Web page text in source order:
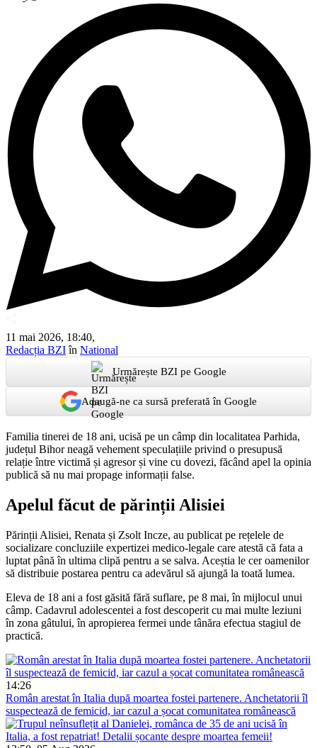
11 mai 2026, 18:40,
Redacția BZIîn National
Urmărește BZI pe Google
Adaugă-ne ca sursă preferată în Google
Familia tinerei de 18 ani, ucisă pe un câmp din localitatea Parhida,
județul Bihor neagă vehement speculațiile privind o presupusă
relație între victimă și agresor și vine cu dovezi, făcând apel la opinia
publică să nu mai propage informații false.
Apelul făcut de părinții Alisiei
Părinții Alisiei, Renata și Zsolt Incze, au publicat pe rețelele de
socializare concluziile expertizei medico-legale care atestă că fata a
luptat până în ultima clipă pentru a se salva. Aceștia le cer oamenilor
să distribuie postarea pentru ca adevărul să ajungă la toată lumea.
Eleva de 18 ani a fost găsită fără suflare, pe 8 mai, în mijlocul unui
câmp. Cadavrul adolescentei a fost descoperit cu mai multe leziuni
în zona gâtului, în apropierea fermei unde tânăra efectua stagiul de
practică.
14:26
Român arestat în Italia după moartea fostei partenere. Anchetatorii îl
suspectează de femicid, iar cazul a șocat comunitatea românească